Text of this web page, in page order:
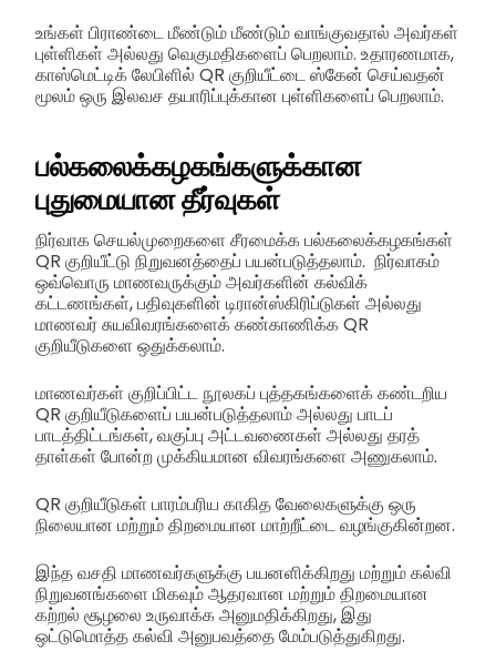
உங்கள் பிராண்டை மீண்டும் மீண்டும் வாங்குவதால் அவர்கள்
புள்ளிகள் அல்லது வெகுமதிகளைப் பெறலாம். உதாரணமாக,
காஸ்மெட்டிக் லேபிளில் QR குறியீட்டை ஸ்கேன் செய்வதன்
மூலம் ஒரு இலவச தயாரிப்புக்கான புள்ளிகளைப் பெறலாம்.
பல்கலைக்கழகங்களுக்கான
புதுமையான தீர்வுகள்
நிர்வாக செயல்முறைகளை சீரமைக்க பல்கலைக்கழகங்கள்
QR குறியீட்டு நிறுவனத்தைப் பயன்படுத்தலாம். நிர்வாகம்
ஒவ்வொரு மாணவருக்கும் அவர்களின் கல்விக்
கட்டணங்கள், பதிவுகளின் டிரான்ஸ்கிரிப்டுகள் அல்லது
மாணவர் சுயவிவரங்களைக் கண்காணிக்க QR
குறியீடுகளை ஒதுக்கலாம்.
மாணவர்கள் குறிப்பிட்ட நூலகப் புத்தகங்களைக் கண்டறிய
QR குறியீடுகளைப் பயன்படுத்தலாம் அல்லது பாடப்
பாடத்திட்டங்கள், வகுப்பு அட்டவணைகள் அல்லது தரத்
தாள்கள் போன்ற முக்கியமான விவரங்களை அணுகலாம்.
QR குறியீடுகள் பாரம்பரிய காகித வேலைகளுக்கு ஒரு
நிலையான மற்றும் திறமையான மாற்றீட்டை வழங்குகின்றன.
இந்த வசதி மாணவர்களுக்கு பயனளிக்கிறது மற்றும் கல்வி
நிறுவனங்களை மிகவும் ஆதரவான மற்றும் திறமையான
கற்றல் சூழலை உருவாக்க அனுமதிக்கிறது, இது
ஒட்டுமொத்த கல்வி அனுபவத்தை மேம்படுத்துகிறது.